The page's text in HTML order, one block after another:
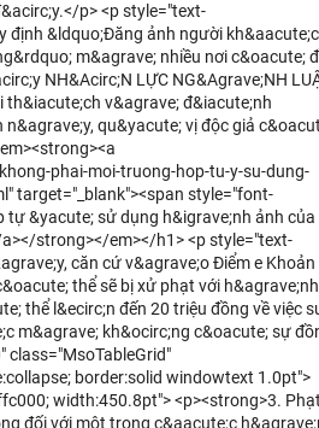
p> <p style="text-
định &ldquo;Đăng ảnh người kh&aacute;c
m&agrave; nhiều nơi c&oacute;
NH&Acirc;N LỰC NG&Agrave;NH
v&agrave; đ&iacute;nh
qu&yacute; vị độc giả
phai-moi-truong-hop-tu-y-su-dung-
target="_blank"><span style="font-
&yacute; sử dụng h&igrave;nh ảnh của
strong></em></h1> <p style="text-
căn cứ v&agrave;o Điểm e Khoản
thể sẽ bị xử phạt với
thể l&ecirc;n đến 20 triệu đồng về việc
m&agrave; kh&ocirc;ng c&oacute; sự
class="MsoTableGrid"
border:solid windowtext 1.0pt">
width:450.8pt"> <p><strong>3. Phạt
đối với một trong c&aacute;c